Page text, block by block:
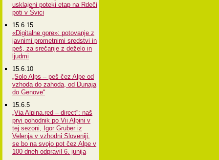
usklajeni poteki etap na Rdeči
poti v Švici
15.6.15
«Digitalne gore»: potovanje z
javnimi prometnimi sredstvi in
peš, za srečanje z deželo in
ljudmi
15.6.10
„Solo Alps – peš čez Alpe od
vzhoda do zahoda, od Dunaja
do Genove“
15.6.5
„Via Alpina.red – direct“: naš
prvi pohodnik po Vii Alpini v
tej sezoni, Igor Gruber iz
Velenja v vzhodni Sloveniji,
se bo na svojo pot čez Alpe v
100 dneh odpravil 6. junija